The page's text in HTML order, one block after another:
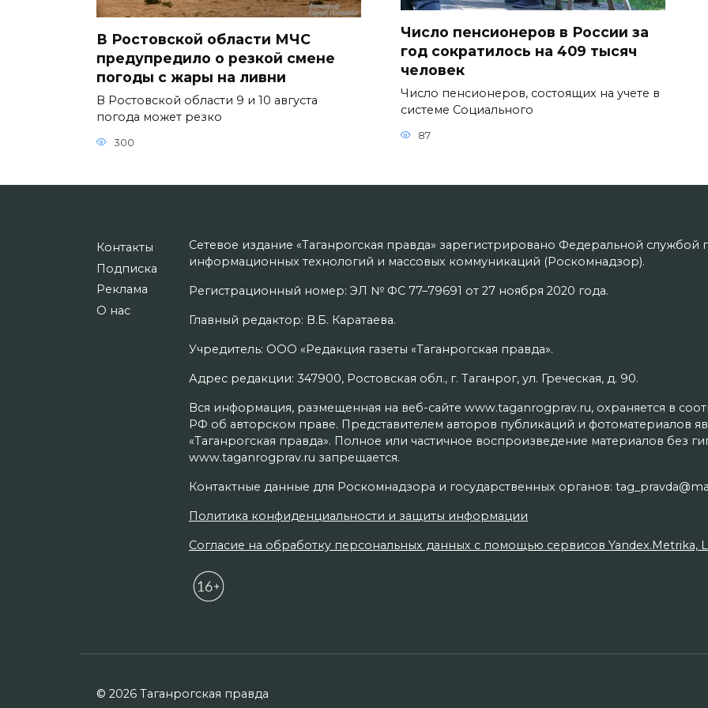
В Ростовской области МЧС
предупредило о резкой смене
погоды с жары на ливни
В Ростовской области 9 и 10 августа
погода может резко
300
Число пенсионеров в России за
год сократилось на 409 тысяч
человек
Число пенсионеров, состоящих на учете в
системе Социального
87
Контакты
Подписка
Реклама
О нас
Сетевое издание «Таганрогская правда» зарегистрировано Федеральной службой
информационных технологий и массовых коммуникаций (Роскомнадзор).
Регистрационный номер: ЭЛ № ФС 77–79691 от 27 ноября 2020 года.
Главный редактор: В.Б. Каратаева.
Учредитель: ООО «Редакция газеты «Таганрогская правда».
Адрес редакции: 347900, Ростовская обл., г. Таганрог, ул. Греческая, д. 90.
Вся информация, размещенная на веб-сайте www.taganrogprav.ru, охраняется в
РФ об авторском праве. Представителем авторов публикаций и фотоматериалов
«Таганрогская правда». Полное или частичное воспроизведение материалов без
www.taganrogprav.ru запрещается.
Контактные данные для Роскомнадзора и государственных органов:
Политика конфиденциальности и защиты информации
Согласие на обработку персональных данных с помощью сервисов Yandex.Metrika,
© 2026 Таганрогская правда